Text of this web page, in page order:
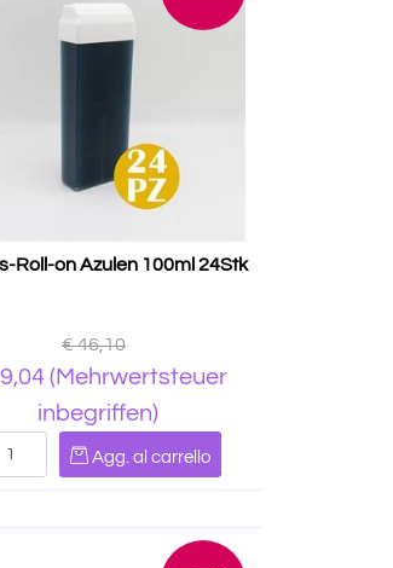
Roll-on Azulen 100ml 24Stk
€ 46,10
(Mehrwertsteuer
inbegriffen)
Quantità
Agg. al carrello